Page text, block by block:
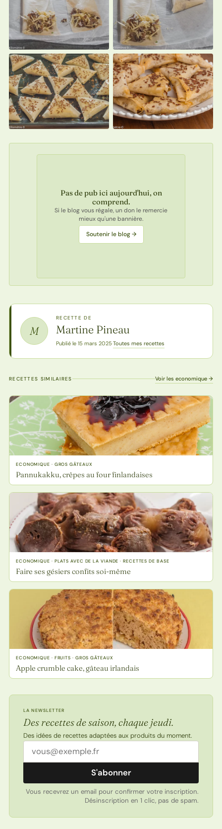
Pas de pub ici aujourd'hui, on
comprend.
Si le blog vous régale, un don le remercie
mieux qu'une bannière.
Soutenir le blog →
M
RECETTE DE
Martine Pineau
Publié le 15 mars 2025·Toutes mes recettes
RECETTES SIMILAIRES Voir les economique →
ECONOMIQUE · GROS GÂTEAUX
Pannukakku, crêpes au four finlandaises
ECONOMIQUE · PLATS AVEC DE LA VIANDE · RECETTES DE BASE
Faire ses gésiers confits soi-même
ECONOMIQUE · FRUITS · GROS GÂTEAUX
Apple crumble cake, gâteau irlandais
LA NEWSLETTER
Des recettes de saison, chaque jeudi.
Des idées de recettes adaptées aux produits du moment.
Adresse email
S'abonner
Vous recevrez un email pour confirmer votre inscription.
Désinscription en 1 clic, pas de spam.